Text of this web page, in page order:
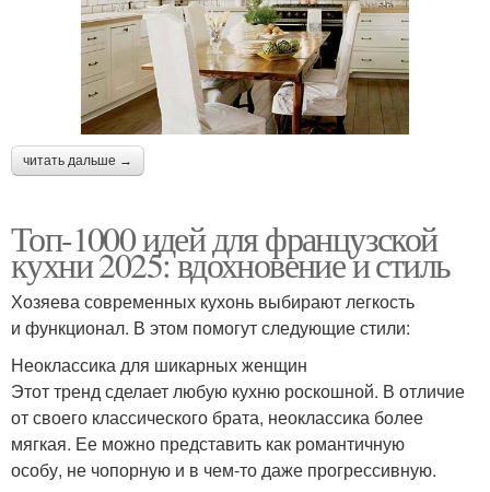
читать дальше →
Топ-1000 идей для французской
кухни 2025: вдохновение и стиль
Хозяева современных кухонь выбирают легкость
и функционал. В этом помогут следующие стили:
Неоклассика для шикарных женщин
Этот тренд сделает любую кухню роскошной. В отличие
от своего классического брата, неоклассика более
мягкая. Ее можно представить как романтичную
особу, не чопорную и в чем-то даже прогрессивную.